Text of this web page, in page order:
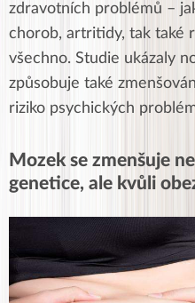
zdravotních problémů –
chorob, artritidy, tak také
všechno. Studie ukázaly
způsobuje také
riziko psychických
Mozek se zmenšuje
genetice, ale kvůli